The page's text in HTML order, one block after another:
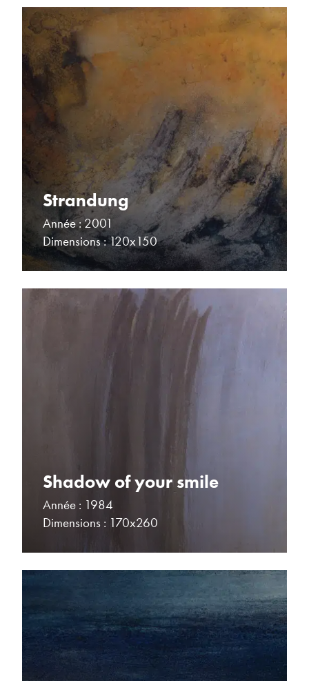
Strandung
Année : 2001
Dimensions : 120x150
Shadow of your smile
Année : 1984
Dimensions : 170x260